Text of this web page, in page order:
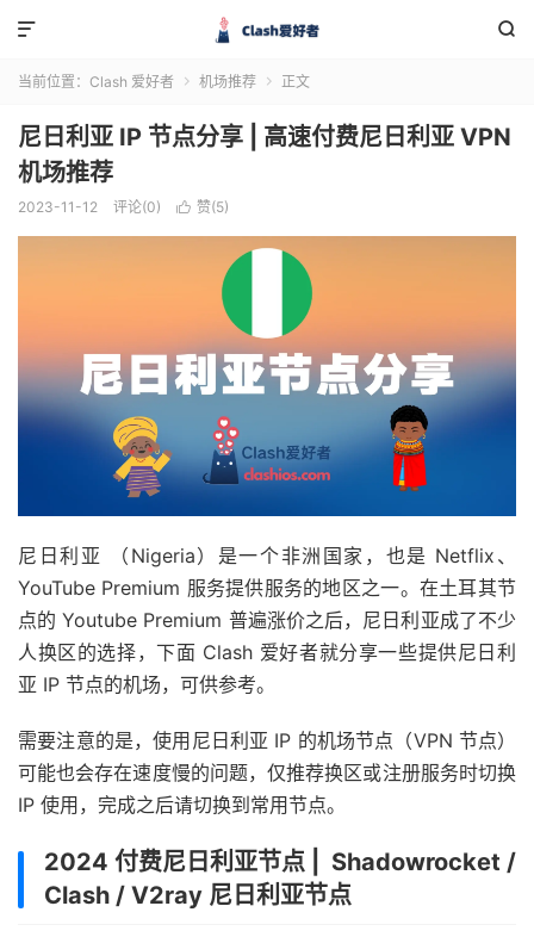


当前位置： Clash 爱好者  机场推荐  正文
尼日利亚 IP 节点分享 | 高速付费尼日利亚 VPN
机场推荐
2023-11-12 评论(0)  赞(5)
尼日利亚 （Nigeria）是一个非洲国家，也是 Netflix、
YouTube Premium 服务提供服务的地区之一。在土耳其节
点的 Youtube Premium 普遍涨价之后，尼日利亚成了不少
人换区的选择，下面 Clash 爱好者就分享一些提供尼日利
亚 IP 节点的机场，可供参考。
需要注意的是，使用尼日利亚 IP 的机场节点（VPN 节点）
可能也会存在速度慢的问题，仅推荐换区或注册服务时切换
IP 使用，完成之后请切换到常用节点。
2024 付费尼日利亚节点 | Shadowrocket /
Clash / V2ray 尼日利亚节点